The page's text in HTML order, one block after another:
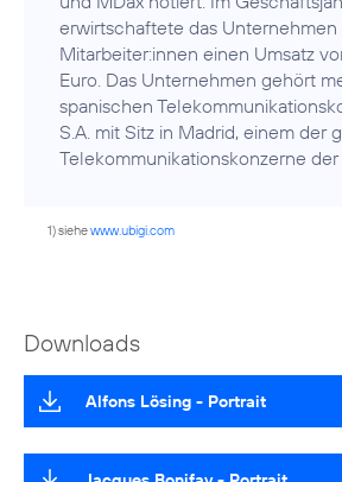
erwirtschaftete das
Mitarbeiter:innen einen Umsatz
Euro. Das Unternehmen gehört
spanischen
S.A. mit Sitz in Madrid, einem der
Telekommunikationskonzerne
1) siehewww.ubigi.com
Downloads
Alfons Lösing - Portrait